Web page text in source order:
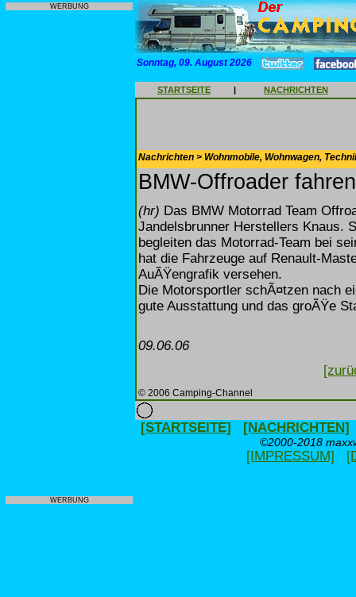
WERBUNG
WERBUNG
Sonntag, 09. August 2026
STARTSEITE | NACHRICHTEN
Nachrichten > Wohnmobile, Wohnwagen,
BMW-Offroader
(hr) Das BMW Motorrad Team
Jandelsbrunner Herstellers Knaus.
begleiten das Motorrad-Team bei
hat die Fahrzeuge auf Renault-
AuÃŸengrafik versehen.
Die Motorsportler schÃ¤tzen nach
gute Ausstattung und das groÃŸe
09.06.06
© 2006 Camping-Channel
[STARTSEITE] [NACHRICHTEN]
©2000-2018
[IMPRESSUM]